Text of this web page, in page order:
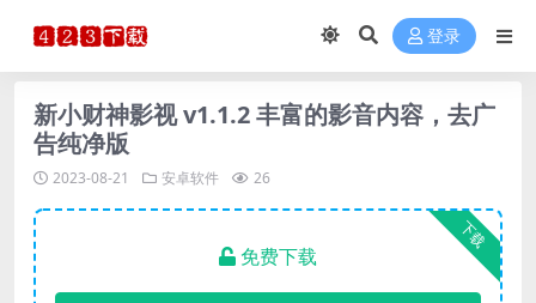
登录
新小财神影视 v1.1.2 丰富的影音内容，去广
告纯净版
2023-08-21 安卓软件 26
下载
免费下载